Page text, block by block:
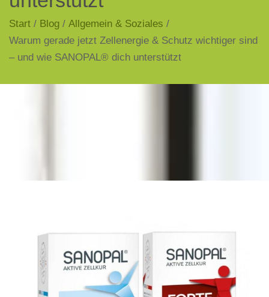
Start / Blog / Allgemein & Soziales /
Warum gerade jetzt Zellenergie & Schutz wichtiger sind
– und wie SANOPAL® dich unterstützt